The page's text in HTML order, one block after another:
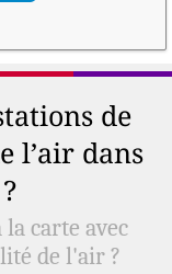
de
l’air dans
carte avec
de l'air ?